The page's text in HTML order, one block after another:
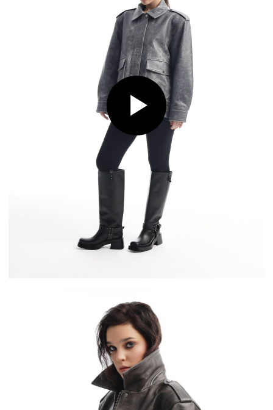
В преддверии нового сезона мы уверенно заявляем:
новая коллекция Burka разобьет даже самые
искушенные модой сердца.
Ведь первая «стрела»
уже летит в вашу сторону - цвет зимняя вишня.
Это один из ключевых цветов новой коллекции.
Глубокий, терпкий, сочный оттенок уверенно стал
нашим фаворитом.